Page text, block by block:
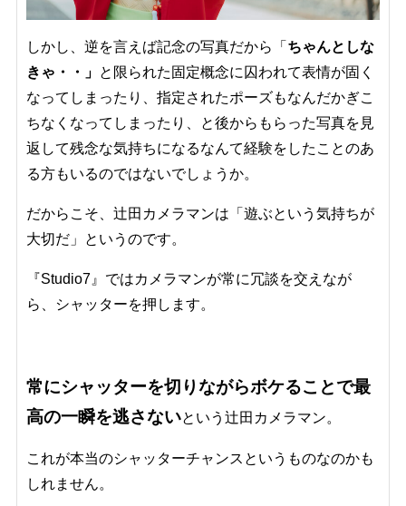
しかし、逆を言えば記念の写真だから「 ちゃんとしな
きゃ・・」 と限られた固定概念に囚われて表情が固く
なってしまったり、指定されたポーズもなんだかぎこ
ちなくなってしまったり、と後からもらった写真を見
返して残念な気持ちになるなんて経験をしたことのあ
る方もいるのではないでしょうか。
だからこそ、辻田カメラマンは「遊ぶという気持ちが
大切だ」というのです。
『Studio7』ではカメラマンが常に冗談を交えなが
ら、シャッターを押します。
常にシャッターを切りながらボケることで最
高の一瞬を逃さないという辻田カメラマン。
これが本当のシャッターチャンスというものなのかも
しれません。